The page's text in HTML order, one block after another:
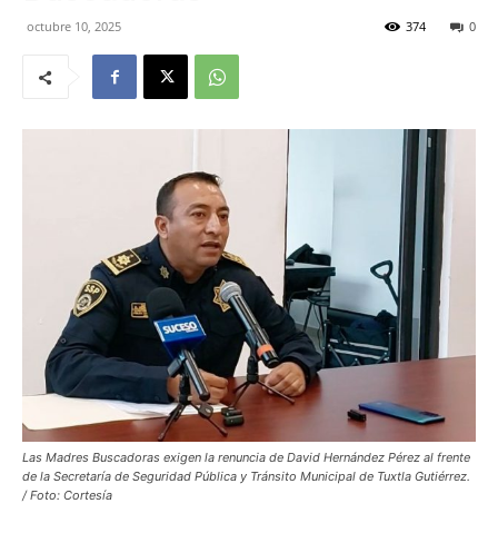
octubre 10, 2025 0
374
Las Madres Buscadoras exigen la renuncia de David Hernández Pérez al frente
de la Secretaría de Seguridad Pública y Tránsito Municipal de Tuxtla Gutiérrez.
/ Foto: Cortesía